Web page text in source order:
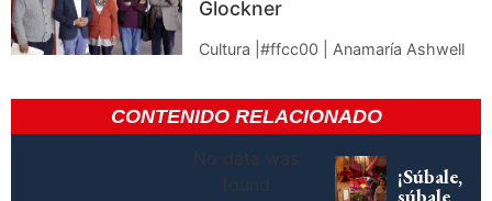
Glockner
Cultura |#ffcc00 | Anamaría Ashwell
CONTENIDO RELACIONADO
No data was
found
¡Súbale,